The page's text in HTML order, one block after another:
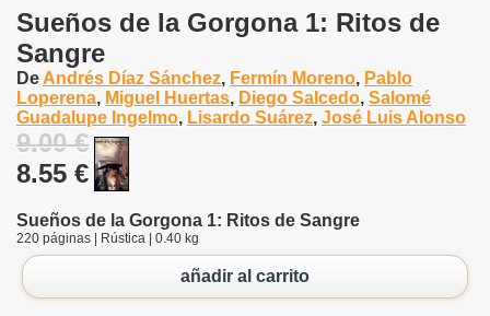
Sueños de la Gorgona 1: Ritos de
Sangre
De Andrés Díaz Sánchez, Fermín Moreno, Pablo
Loperena, Miguel Huertas, Diego Salcedo, Salomé
Guadalupe Ingelmo, Lisardo Suárez, José Luis Alonso
9.00 €
8.55 €
Sueños de la Gorgona 1: Ritos de Sangre
220 páginas | Rústica | 0.40 kg
añadir al carrito